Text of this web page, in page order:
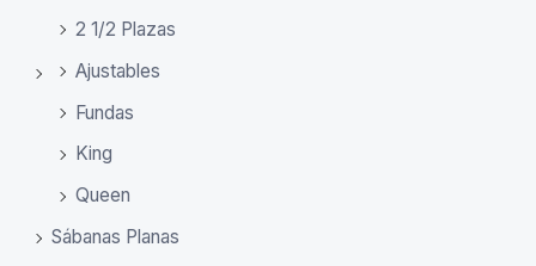
2 1/2 Plazas
Ajustables
Fundas
King
Queen
Sábanas Planas